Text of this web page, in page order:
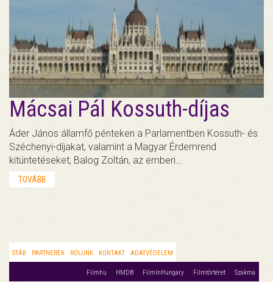
Mácsai Pál Kossuth-díjas
Áder János államfő pénteken a Parlamentben Kossuth- és
Széchenyi-díjakat, valamint a Magyar Érdemrend
kitüntetéseket, Balog Zoltán, az emberi…
TOVÁBB
STÁB PARTNEREK RÓLUNK KONTAKT ADATVÉDELEM
Filmhu HMDB FilmInHungary Filmtörténet Szakma